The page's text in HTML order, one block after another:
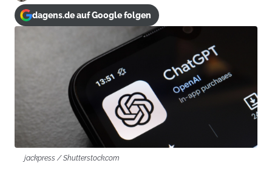
dagens.de auf Google folgen
jackpress / Shutterstock.com